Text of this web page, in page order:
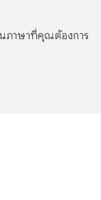
ภาษาที่คุณต้องการ